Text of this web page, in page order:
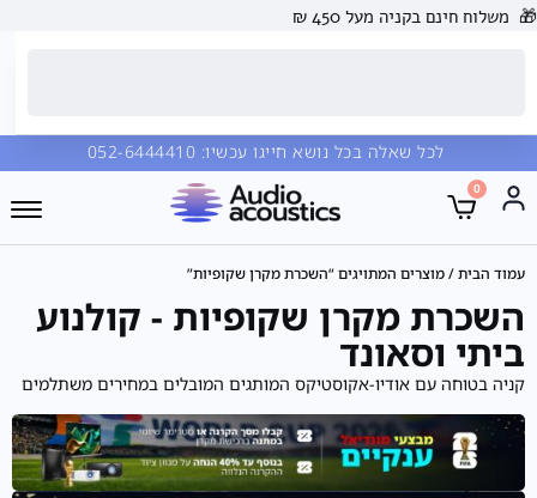
🎁 משלוח חינם בקניה מעל 450 ₪
לכל שאלה בכל נושא חייגו עכשיו:
0
עמוד הבית/ מוצרים המתויגים “השכרת מקרן שקופיות”
השכרת מקרן שקופיות - קולנוע
ביתי וסאונד
קניה בטוחה עם אודיו-אקוסטיקס המותגים המובלים במחירים משתלמים